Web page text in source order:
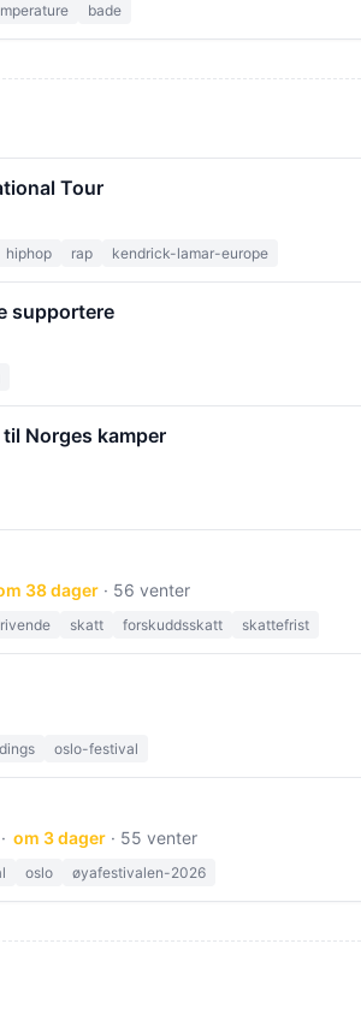
bade
Tour
hiphop rap kendrick-lamar-europe
supportere
Norges kamper
38 dager· 56 venter
skatt forskuddsskatt skattefrist
oslo-festival
om 3 dager· 55 venter
oslo øyafestivalen-2026